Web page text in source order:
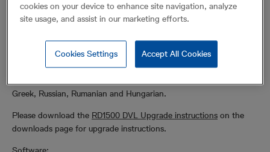
RD1500 software download
From time to time, Radiodetection may release new software for
the Display Unit. Please click on the ZIP file below to download
the latest version. Languages available include English, German,
Greek, Russian, Rumanian and Hungarian.
Please download the RD1500 DVL Upgrade instructions on the
downloads page for upgrade instructions.
cookies on your device to enhance site navigation, analyze
site usage, and assist in our marketing efforts.
Accept All Cookies
Cookies Settings